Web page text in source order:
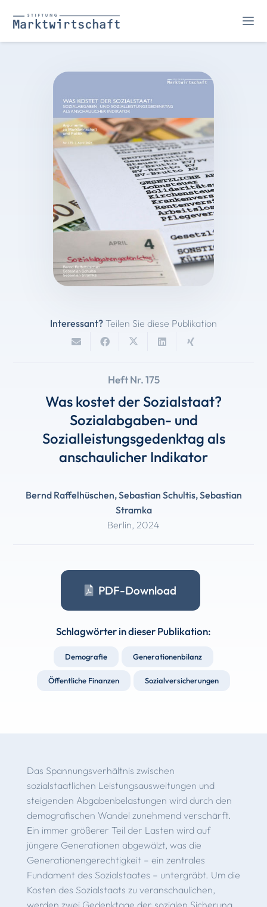
Interessant? Teilen Sie diese Publikation
Heft Nr. 175
Was kostet der Sozialstaat?
Sozialabgaben- und
Sozialleistungsgedenktag als
anschaulicher Indikator
Bernd Raffelhüschen,Sebastian Schultis,Sebastian
Stramka
Berlin, 2024
PDF-Download
Schlagwörter in dieser Publikation:
Demografie Generationenbilanz
Öffentliche Finanzen Sozialversicherungen
Das Spannungsverhältnis zwischen
sozialstaatlichen Leistungsausweitungen und
steigenden Abgabenbela­stungen wird durch den
demografischen Wandel zuneh­mend verschärft.
Ein immer größerer Teil der Lasten wird auf
jüngere Generationen abgewälzt, was die
Generationenge­rechtigkeit – ein zentrales
Fundament des Sozialstaates – untergräbt. Um die
Kosten des Sozialstaats zu veranschau­lichen,